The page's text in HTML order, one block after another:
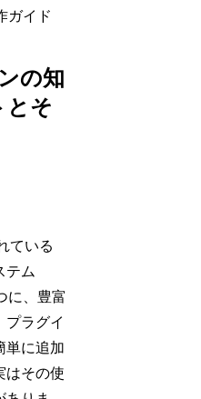
ガイド
の知
とそ
ている
テム
に、豊富
プラグイ
単に追加
はその使